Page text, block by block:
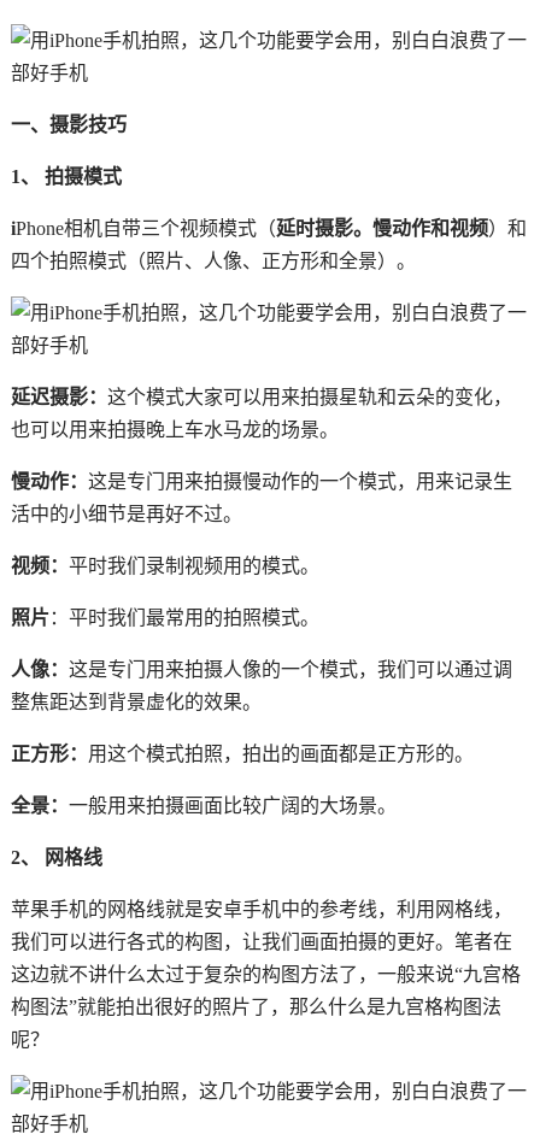
一、摄影技巧
1、 拍摄模式
iPhone相机自带三个视频模式（延时摄影。慢动作和视频）和
四个拍照模式（照片、人像、正方形和全景）。
延迟摄影： 这个模式大家可以用来拍摄星轨和云朵的变化，
也可以用来拍摄晚上车水马龙的场景。
慢动作： 这是专门用来拍摄慢动作的一个模式，用来记录生
活中的小细节是再好不过。
视频： 平时我们录制视频用的模式。
照片 ：平时我们最常用的拍照模式。
人像： 这是专门用来拍摄人像的一个模式，我们可以通过调
整焦距达到背景虚化的效果。
正方形： 用这个模式拍照，拍出的画面都是正方形的。
全景： 一般用来拍摄画面比较广阔的大场景。
2、 网格线
苹果手机的网格线就是安卓手机中的参考线，利用网格线，
我们可以进行各式的构图，让我们画面拍摄的更好。笔者在
这边就不讲什么太过于复杂的构图方法了，一般来说“九宫格
构图法”就能拍出很好的照片了，那么什么是九宫格构图法
呢？